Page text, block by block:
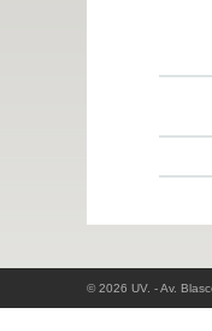
© 2026 UV. - Av.